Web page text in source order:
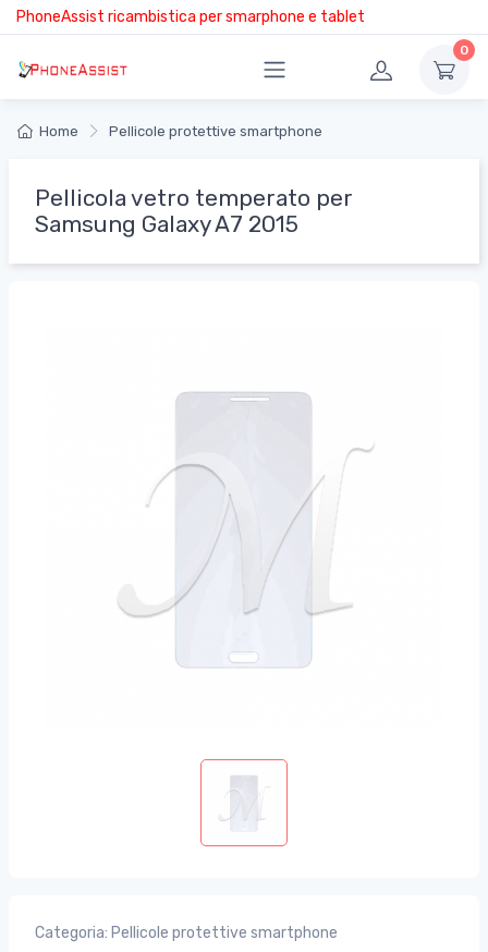
PhoneAssist ricambistica per smarphone e tablet
0
Home Pellicole protettive smartphone
Pellicola vetro temperato per
Samsung Galaxy A7 2015
Categoria: Pellicole protettive smartphone